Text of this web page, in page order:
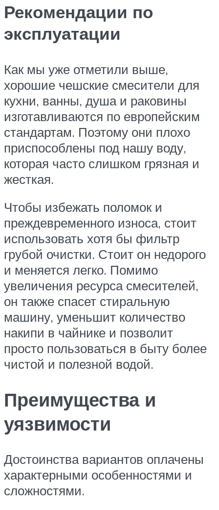
Рекомендации по
эксплуатации
Как мы уже отметили выше,
хорошие чешские смесители для
кухни, ванны, душа и раковины
изготавливаются по европейским
стандартам. Поэтому они плохо
приспособлены под нашу воду,
которая часто слишком грязная и
жесткая.
Чтобы избежать поломок и
преждевременного износа, стоит
использовать хотя бы фильтр
грубой очистки. Стоит он недорого
и меняется легко. Помимо
увеличения ресурса смесителей,
он также спасет стиральную
машину, уменьшит количество
накипи в чайнике и позволит
просто пользоваться в быту более
чистой и полезной водой.
Преимущества и
уязвимости
Достоинства вариантов оплачены
характерными особенностями и
сложностями.